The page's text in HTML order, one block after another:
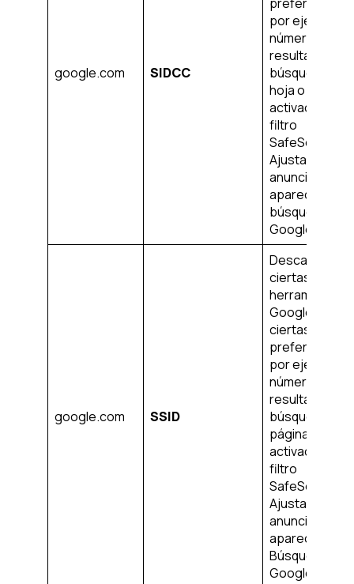
google.com SIDCC
por ejemplo,
número de
resultados de
búsqueda por
hoja o la
activación del
filtro
SafeSearch.
Ajusta los
anuncios que
aparecen en
búsqueda de
Google.
google.com SSID
Descarga
ciertas
herramientas
Google y
ciertas
preferencias,
por ejemplo,
número de
resultados de
búsqueda por
página o la
activación del
filtro
SafeSearch.
Ajusta los
anuncios que
aparecen en
Búsqueda de
Google.